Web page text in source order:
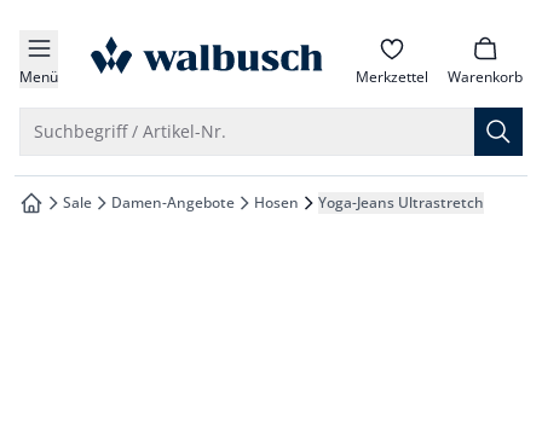
springen
springen
springen
springen
Menü zur Startseite Merkzettel Warenkorb
Suchbegriff / Artikel-Nr.
zur Startseite
Sale Damen-Angebote Hosen Yoga-Jeans Ultrastretch